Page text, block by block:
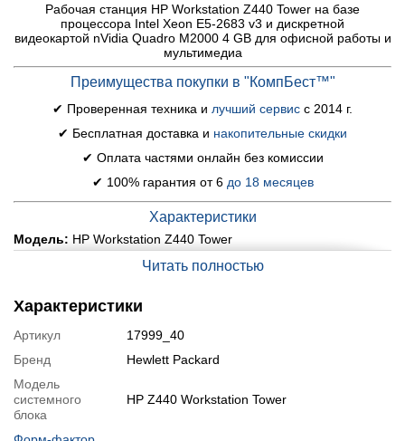
Рабочая станция HP Workstation Z440 Tower на базе
процессора Intel Xeon E5-2683 v3 и дискретной
видеокартой nVidia Quadro M2000 4 GB для офисной работы и
мультимедиа
Преимущества покупки в "КомпБест™"
✔ Проверенная техника и лучший сервис с 2014 г.
✔ Бесплатная доставка и накопительные скидки
✔ Оплата частями онлайн без комиссии
✔ 100% гарантия от 6 до 18 месяцев
Характеристики
Модель: HP Workstation Z440 Tower
Материнская плата: Intel C612 Chipset
Оперативная память:
Постоянная память:240 GB SSD
Графика:
дискретная nVidia Quadro M2000, 4 GB GDDR5, 128-
Порты:
2x USB 2.0, 8x USB 3.0, 2x PS/2, 4x DisplayPort, 4x
Audio, 1x LAN (RJ-45), 1x Card Reader
Читать полностью
Характеристики
Артикул
17999_40
Бренд
Hewlett Packard
Модель
системного
блока
HP Z440 Workstation Tower